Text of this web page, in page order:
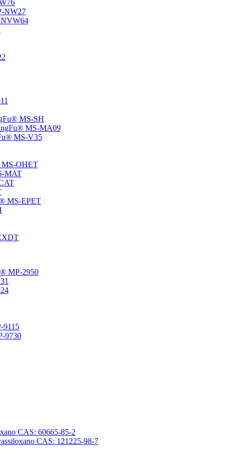
NW27
NVW64
MS-SH
MS-MA09
MS-V35
MS-OHET
MAT
MS-EPET
MP-2950
9115
9730
CAS: 60665-85-2
CAS: 121225-98-7